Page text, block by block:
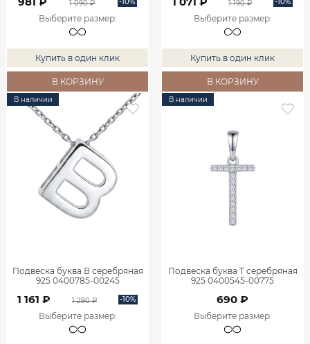
1 090 ₽ -10%
Выберите размер:
Купить в один клик
В КОРЗИНУ
1 190 ₽ -10%
Выберите размер:
Купить в один клик
В КОРЗИНУ
В наличии
Подвеска буква В серебряная
925 0400785-00245
1 161 ₽ 1 290 ₽ -10%
Выберите размер:
В наличии
Подвеска буква Т серебряная
925 0400545-00775
690 ₽
Выберите размер: